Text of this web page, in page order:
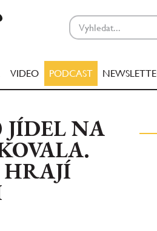
VIDEO PODCAST
JÍDEL NA